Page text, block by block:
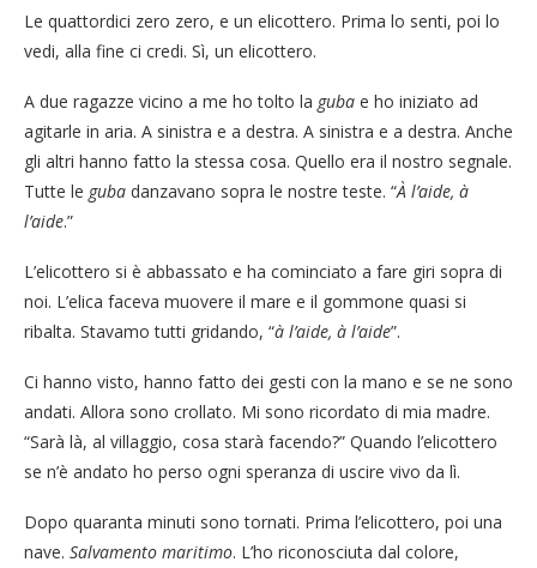
Le quattordici zero zero, e un elicottero. Prima lo senti, poi lo
vedi, alla fine ci credi. Sì, un elicottero.
A due ragazze vicino a me ho tolto la guba e ho iniziato ad
agitarle in aria. A sinistra e a destra. A sinistra e a destra. Anche
gli altri hanno fatto la stessa cosa. Quello era il nostro segnale.
Tutte le guba danzavano sopra le nostre teste. “À l’aide, à
l’aide.”
L’elicottero si è abbassato e ha cominciato a fare giri sopra di
noi. L’elica faceva muovere il mare e il gommone quasi si
ribalta. Stavamo tutti gridando, “à l’aide, à l’aide”.
Ci hanno visto, hanno fatto dei gesti con la mano e se ne sono
andati. Allora sono crollato. Mi sono ricordato di mia madre.
“Sarà là, al villaggio, cosa starà facendo?” Quando l’elicottero
se n’è andato ho perso ogni speranza di uscire vivo da lì.
Dopo quaranta minuti sono tornati. Prima l’elicottero, poi una
nave. Salvamento maritimo. L’ho riconosciuta dal colore,